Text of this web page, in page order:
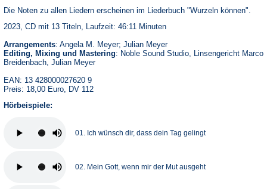
Die Noten zu allen Liedern erscheinen im Liederbuch "Wurzeln können".
2023, CD mit 13 Titeln, Laufzeit: 46:11 Minuten
Arrangements: Angela M. Meyer; Julian Meyer
Editing, Mixing und Mastering: Noble Sound Studio, Linsengericht Marco
Breidenbach, Julian Meyer
EAN: 13 428000027620 9
Preis: 18,00 Euro, DV 112
Hörbeispiele:
01. Ich wünsch dir, dass dein Tag gelingt
02. Mein Gott, wenn mir der Mut ausgeht